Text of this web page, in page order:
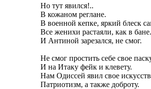
Но тут явился!..
В кожаном реглане.
В военной кепке, яркий блеск
Все женихи растаяли, как в бане.
И Антиной зарезался, не смог.
Не смог простить себе свое
И на Итаку фейк и клевету.
Нам Одиссей явил свое
Патриотизм, а также доброту.